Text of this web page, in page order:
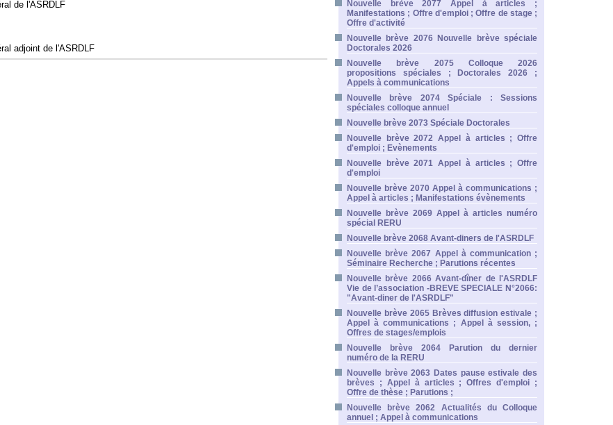
de l'ASRDLF
adjoint de l'ASRDLF
Nouvelle brève 2077 Appel à articles ;
Manifestations ; Offre d'emploi ; Offre de stage ;
Offre d'activité
Nouvelle brève 2076 Nouvelle brève spéciale
Doctorales 2026
Nouvelle brève 2075 Colloque 2026
propositions spéciales ; Doctorales 2026 ;
Appels à communications
Nouvelle brève 2074 Spéciale : Sessions
spéciales colloque annuel
Nouvelle brève 2073 Spéciale Doctorales
Nouvelle brève 2072 Appel à articles ; Offre
d'emploi ; Evènements
Nouvelle brève 2071 Appel à articles ; Offre
d'emploi
Nouvelle brève 2070 Appel à communications ;
Appel à articles ; Manifestations évènements
Nouvelle brève 2069 Appel à articles numéro
spécial RERU
Nouvelle brève 2068 Avant-diners de l'ASRDLF
Nouvelle brève 2067 Appel à communication ;
Séminaire Recherche ; Parutions récentes
Nouvelle brève 2066 Avant-dîner de l'ASRDLF
Vie de l’association -BREVE SPECIALE N°2066:
"Avant-diner de l'ASRDLF"
Nouvelle brève 2065 Brèves diffusion estivale ;
Appel à communications ; Appel à session, ;
Offres de stages/emplois
Nouvelle brève 2064 Parution du dernier
numéro de la RERU
Nouvelle brève 2063 Dates pause estivale des
brèves ; Appel à articles ; Offres d'emploi ;
Offre de thèse ; Parutions ;
Nouvelle brève 2062 Actualités du Colloque
annuel ; Appel à communications